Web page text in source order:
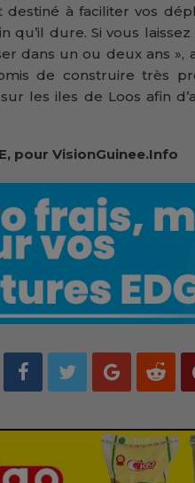
destiné à faciliter vos
qu’il dure. Si vous
dans un ou deux ans
de construire très
les iles de Loos afin
pour VisionGuinee.Info